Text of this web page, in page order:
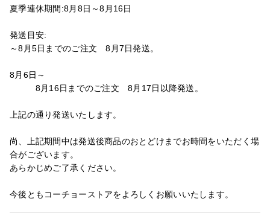
夏季連休期間:8月8日～8月16日
発送目安:
～8月5日までのご注文 8月7日発送。
8月6日～
8月16日までのご注文 8月17日以降発送。
上記の通り発送いたします。
尚、上記期間中は発送後商品のおとどけまでお時間をいただく場
合がございます。
あらかじめご了承ください。
今後ともコーチョーストアをよろしくお願いいたします。